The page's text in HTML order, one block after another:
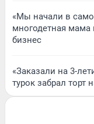
«Мы начали в
многодетная мама
бизнес
«Заказали на 3-
турок забрал торт